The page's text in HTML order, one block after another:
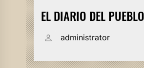
EL DIARIO DEL PUEBLO
administrator